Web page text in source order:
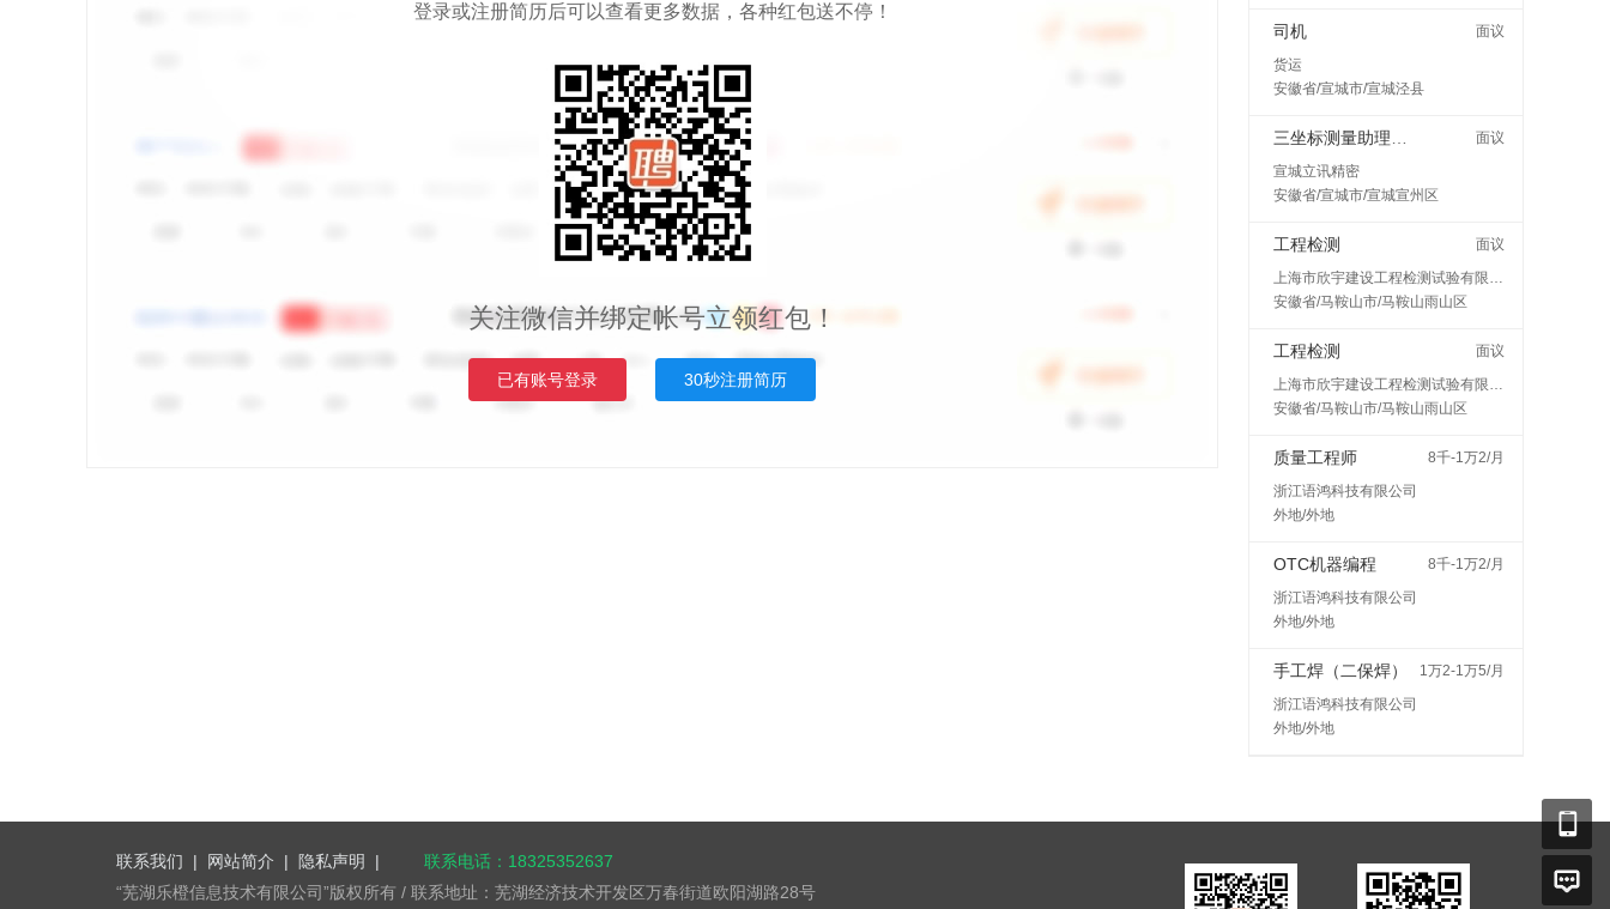
登录或注册简历后可以查看更多数据，各种红包送不停！
关注微信并绑定帐号立领红包！
已有账号登录 30秒注册简历
司机
面议
货运
安徽省/宣城市/宣城泾县
面议
宣城立讯精密
安徽省/宣城市/宣城宣州区
工程检测
面议
上海市欣宇建设工程检测试验有限公司马鞍山分公司
安徽省/马鞍山市/马鞍山雨山区
工程检测
面议
上海市欣宇建设工程检测试验有限公司马鞍山分公司
安徽省/马鞍山市/马鞍山雨山区
质量工程师
8千-1万2/月
浙江语鸿科技有限公司
外地/外地
OTC机器编程
8千-1万2/月
浙江语鸿科技有限公司
外地/外地
手工焊（二保焊）
1万2-1万5/月
浙江语鸿科技有限公司
外地/外地
联系我们 | 网站简介 | 隐私声明 |
联系电话：18325352637
“芜湖乐橙信息技术有限公司”版权所有 / 联系地址：芜湖经济技术开发区万春街道欧阳湖路28号